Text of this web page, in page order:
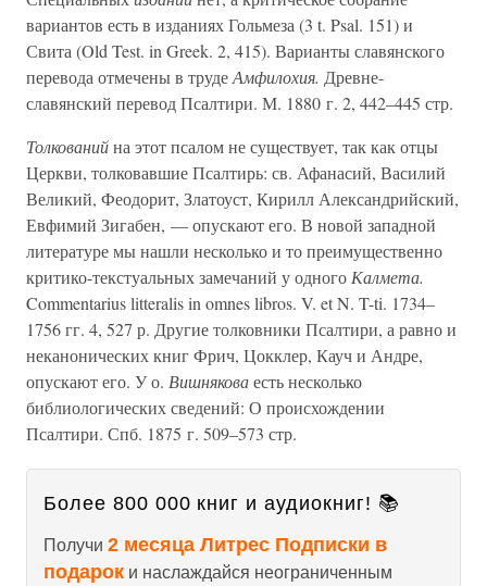
вариантов есть в изданиях Гольмеза (3 t. Psal. 151) и
Свита (Old Test. in Greek. 2, 415). Варианты славянского
перевода отмечены в трудеАмфилохия. Древне-
славянский перевод Псалтири. М. 1880 г. 2, 442–445 стр.
Толкованийна этот псалом не существует, так как отцы
Церкви, толковавшие Псалтирь: св. Афанасий, Василий
Великий, Феодорит, Златоуст, Кирилл Александрийский,
Евфимий Зигабен, — опускают его. В новой западной
литературе мы нашли несколько и то преимущественно
критико-текстуальных замечаний у одного Калмета.
Commentarius litteralis in omnes libros. V. et N. T-ti. 1734–
1756 гг. 4, 527 р. Другие толковники Псалтири, а равно и
неканонических книг Фрич, Цокклер, Кауч и Андре,
опускают его. У о. Вишняковаесть несколько
библиологических сведений: О происхождении
Псалтири. Спб. 1875 г. 509–573 стр.
Более 800 000 книг и аудиокниг! 📚
Получи 2 месяца Литрес Подписки в
подарок и наслаждайся неограниченным